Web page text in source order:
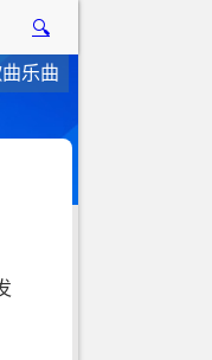
🔍
乐曲